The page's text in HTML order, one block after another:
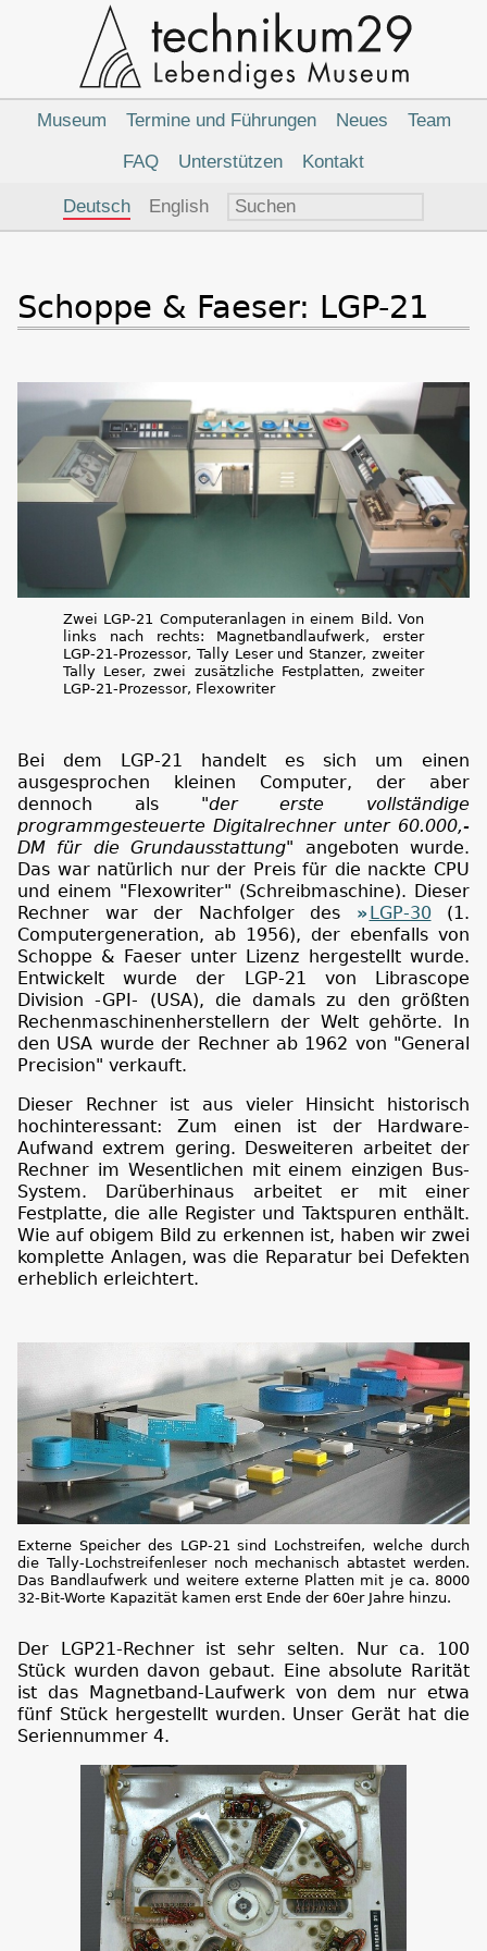
Schoppe & Faeser: LGP-21
Zwei LGP-21 Computeranlagen in einem Bild. Von
links nach rechts: Magnetbandlaufwerk, erster
LGP-21-Prozessor, Tally Leser und Stanzer, zweiter
Tally Leser, zwei zusätzliche Festplatten, zweiter
LGP-21-Prozessor, Flexowriter
Bei dem LGP-21 handelt es sich um einen
ausgesprochen kleinen Computer, der aber
dennoch als "der erste vollständige
programmgesteuerte Digitalrechner unter 60.000,-
DM für die Grundausstattung" angeboten wurde.
Das war natürlich nur der Preis für die nackte CPU
und einem "Flexowriter" (Schreibmaschine). Dieser
Rechner war der Nachfolger des
LGP-30 (1.
Computergeneration, ab 1956), der ebenfalls von
Schoppe & Faeser unter Lizenz hergestellt wurde.
Entwickelt wurde der LGP-21 von Librascope
Division -GPI- (USA), die damals zu den größten
Rechenmaschinenherstellern der Welt gehörte. In
den USA wurde der Rechner ab 1962 von "General
Precision" verkauft.
Dieser Rechner ist aus vieler Hinsicht historisch
hochinteressant: Zum einen ist der Hardware-
Aufwand extrem gering. Desweiteren arbeitet der
Rechner im Wesentlichen mit einem einzigen Bus-
System. Darüberhinaus arbeitet er mit einer
Festplatte, die alle Register und Taktspuren enthält.
Wie auf obigem Bild zu erkennen ist, haben wir zwei
komplette Anlagen, was die Reparatur bei Defekten
erheblich erleichtert.
Externe Speicher des LGP-21 sind Lochstreifen, welche durch
die Tally-Lochstreifenleser noch mechanisch abtastet werden.
Das Bandlaufwerk und weitere externe Platten mit je ca. 8000
32-Bit-Worte Kapazität kamen erst Ende der 60er Jahre hinzu.
Der LGP21-Rechner ist sehr selten. Nur ca. 100
Stück wurden davon gebaut. Eine absolute Rarität
ist das Magnetband-Laufwerk von dem nur etwa
fünf Stück hergestellt wurden. Unser Gerät hat die
Seriennummer 4.
Hauptnavigation
Museum Termine und Führungen Neues
Team
FAQ
Unterstützen Kontakt
Sprachauswahl
Deutsch English